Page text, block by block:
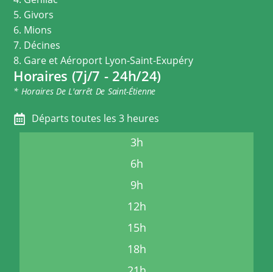
5. Givors
6. Mions
7. Décines
8. Gare et Aéroport Lyon-Saint-Exupéry
Horaires (7j/7 - 24h/24)
* Horaires De L'arrêt De Saint-Étienne
Départs toutes les 3 heures
3h
6h
9h
12h
15h
18h